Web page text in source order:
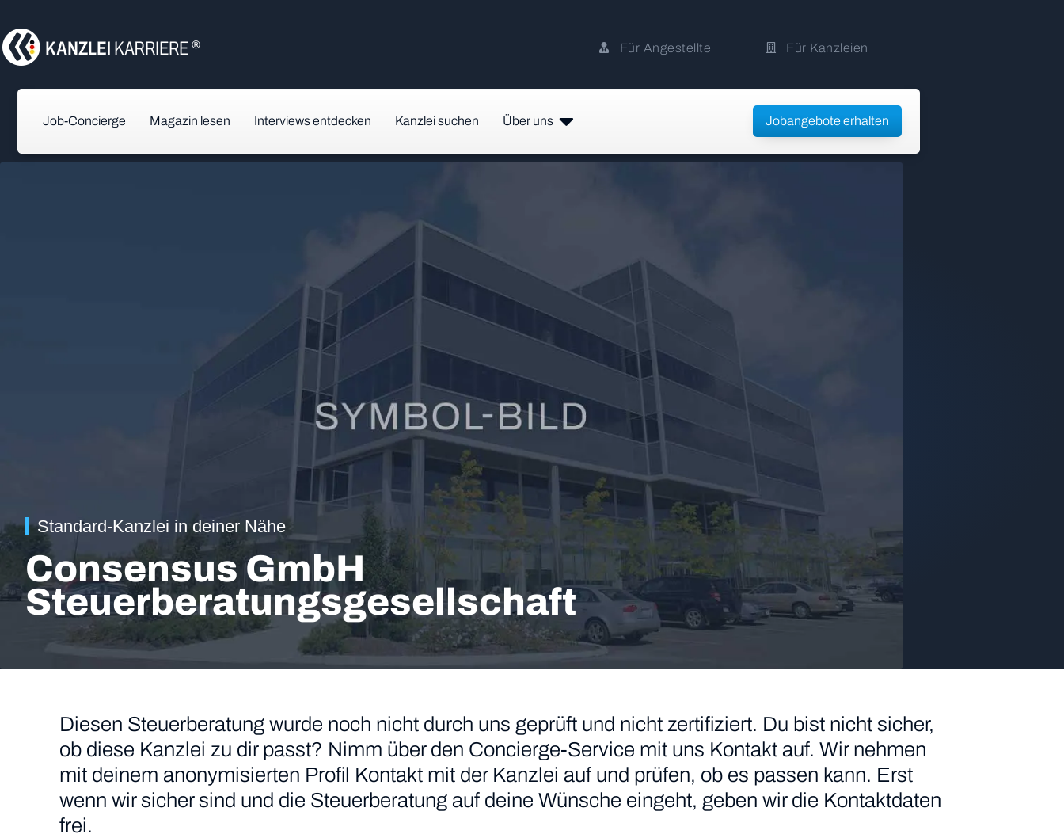
Für Angestellte Für Kanzleien
Job-Concierge Magazin lesen Interviews entdecken Kanzlei suchen Über uns Jobangebote erhalten
Standard-Kanzlei in deiner Nähe
Consensus GmbH
Steuerberatungsgesellschaft
Diesen Steuerberatung wurde noch nicht durch uns geprüft und nicht zertifiziert. Du bist nicht sicher,
ob diese Kanzlei zu dir passt? Nimm über den Concierge-Service mit uns Kontakt auf. Wir nehmen
mit deinem anonymisierten Profil Kontakt mit der Kanzlei auf und prüfen, ob es passen kann. Erst
wenn wir sicher sind und die Steuerberatung auf deine Wünsche eingeht, geben wir die Kontaktdaten
frei.